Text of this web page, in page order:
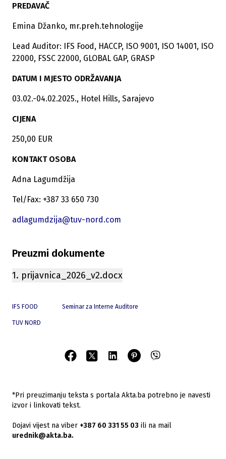
PREDAVAČ
Emina Džanko, mr.preh.tehnologije
Lead Auditor: IFS Food, HACCP, ISO 9001, ISO 14001, ISO
22000, FSSC 22000, GLOBAL GAP, GRASP
DATUM I MJESTO ODRŽAVANJA
03.02.-04.02.2025., Hotel Hills, Sarajevo
CIJENA
250,00 EUR
KONTAKT OSOBA
Adna Lagumdžija
Tel/Fax: +387 33 650 730
adlagumdzija@tuv-nord.com
Preuzmi dokumente
1. prijavnica_2026_v2.docx
IFS FOOD Seminar za Interne Auditore
TUV NORD
*Pri preuzimanju teksta s portala Akta.ba potrebno je navesti
izvor i linkovati tekst.
Dojavi vijest na viber +387 60 331 55 03 ili na mail
urednik@akta.ba.